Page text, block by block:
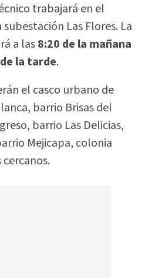
trabajará en el
Las Flores. La
a las8:20 de la mañana
la tarde.
el casco urbano de
barrio Brisas del
barrio Las Delicias,
Mejicapa, colonia